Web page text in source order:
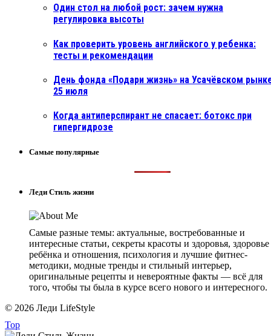
Один стол на любой рост: зачем нужна
регулировка высоты
Как проверить уровень английского у ребенка:
тесты и рекомендации
День фонда «Подари жизнь» на Усачёвском
25 июля
Когда антиперспирант не спасает: ботокс при
гипергидрозе
Самые популярные
Леди Стиль жизни
Самые разные темы: актуальные, востребованные и
интересные статьи, секреты красоты и здоровья, здоровье
ребёнка и отношения, психология и лучшие фитнес-
методики, модные тренды и стильный интерьер,
оригинальные рецепты и невероятные факты — всё для
того, чтобы ты была в курсе всего нового и интересного.
© 2026 Леди LifeStyle
Top